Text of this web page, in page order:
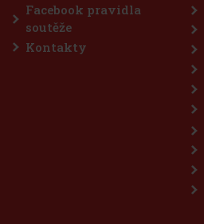
Facebook pravidla
soutěže
Kontakty